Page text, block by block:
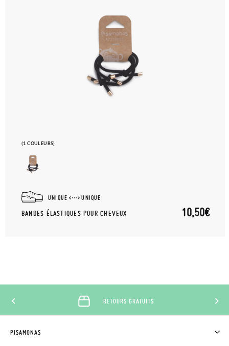
(1 COULEURS)
UNIQUE UNIQUE
BANDES ÉLASTIQUES POUR CHEVEUX 10,50€
RETOURS GRATUITS
PISAMONAS